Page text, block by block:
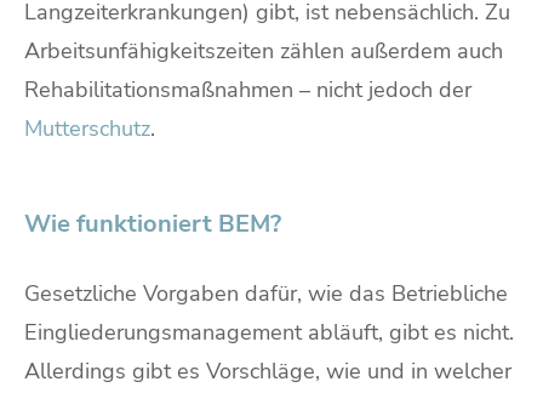
Langzeiterkrankungen) gibt, ist nebensächlich. Zu
Arbeitsunfähigkeitszeiten zählen außerdem auch
Rehabilitationsmaßnahmen – nicht jedoch der
Mutterschutz.
Wie funktioniert BEM?
Gesetzliche Vorgaben dafür, wie das Betriebliche
Eingliederungsmanagement abläuft, gibt es nicht.
Allerdings gibt es Vorschläge, wie und in welcher